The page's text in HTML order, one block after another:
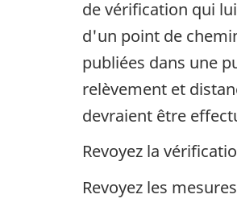
de vérification qui
d'un point de
publiées dans une
relèvement et
devraient être
Revoyez la
Revoyez les